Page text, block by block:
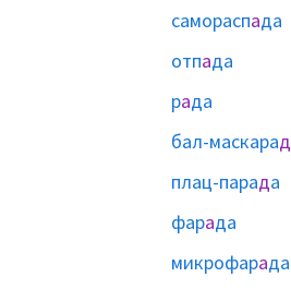
самораспада
отпада
рада
бал-маскарад
плац-парада
фарада
микрофарада